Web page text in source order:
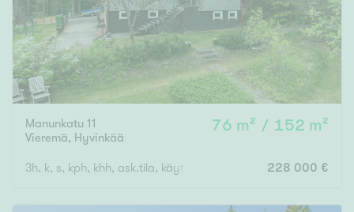
Manunkatu 11
Vieremä, Hyvinkää
76 m² / 152 m²
3h, k, s, kph, khh, ask.tila, käyttöullakko 228 000 €